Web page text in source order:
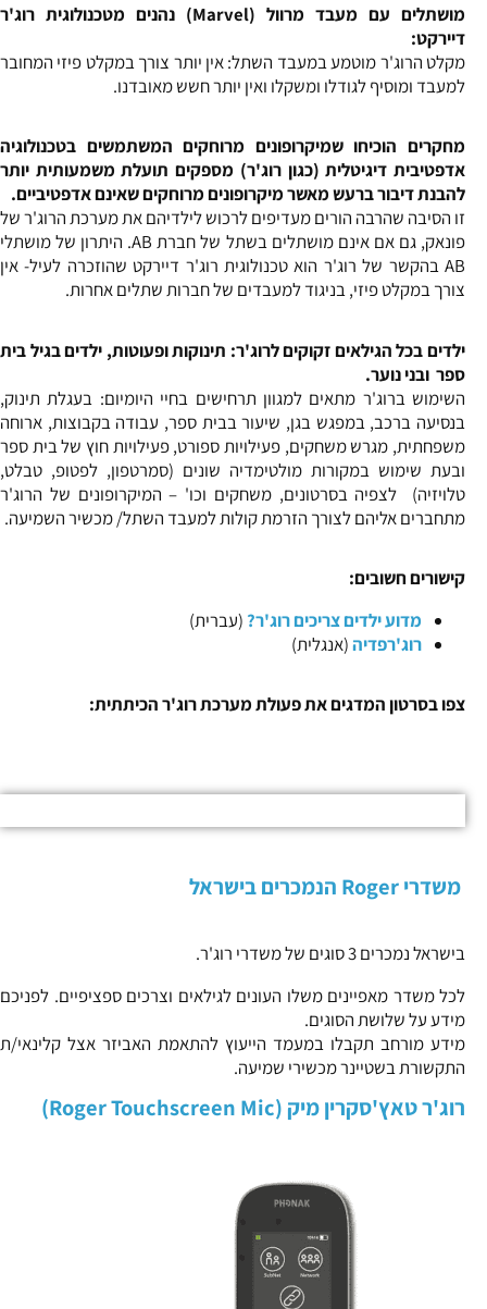
מושתלים עם מעבד מרוול Marvel
)
נהנים מטכנולוגית רוג'ר
דיירקט:
מקלט הרוג'ר מוטמע במעבד השתל: אין יותר צורך במקלט פיזי המחובר
למעבד ומוסיף לגודלו ומשקלו ואין יותר חשש מאובדנו.
מחקרים הוכיחו שמיקרופונים מרוחקים המשתמשים בטכנולוגיה
אדפטיבית דיגיטלית (כגון רוג'ר) מספקים תועלת משמעותית יותר
להבנת דיבור ברעש מאשר מיקרופונים מרוחקים שאינם אדפטיביים.
זו הסיבה שהרבה הורים מעדיפים לרכוש לילדיהם את מערכת הרוג'ר של
פונאק, גם אם אינם מושתלים בשתל של חברת AB. היתרון של מושתלי
AB בהקשר של רוג'ר הוא טכנולוגית רוג'ר דיירקט שהוזכרה לעיל- אין
צורך במקלט פיזי, בניגוד למעבדים של חברות שתלים אחרות.
ילדים בכל הגילאים זקוקים לרוג'ר: תינוקות ופעוטות, ילדים בגיל בית
ספר ובני נוער.
השימוש ברוג'ר מתאים למגוון תרחישים בחיי היומיום: בעגלת תינוק,
בנסיעה ברכב, במפגש בגן, שיעור בבית ספר, עבודה בקבוצות, ארוחה
משפחתית, מגרש משחקים, פעילויות ספורט, פעילויות חוץ של בית ספר
ובעת שימוש במקורות מולטימדיה שונים (סמרטפון, לפטופ, טבלט,
טלויזיה) לצפיה בסרטונים, משחקים וכו' – המיקרופונים של הרוג'ר
מתחברים אליהם לצורך הזרמת קולות למעבד השתל/ מכשיר השמיעה.
קישורים חשובים:
מדוע ילדים צריכים רוג'ר?(עברית)
רוג'רפדיה(אנגלית)
צפו בסרטון המדגים את פעולת מערכת רוג'ר הכיתתית:
משדרי Roger הנמכרים בישראל
בישראל נמכרים 3 סוגים של משדרי רוג'ר.
לכל משדר מאפיינים משלו העונים לגילאים וצרכים ספציפיים. לפניכם
מידע על שלושת הסוגים.
מידע מורחב תקבלו במעמד הייעוץ להתאמת האביזר אצל קלינאי/ת
התקשורת בשטיינר מכשירי שמיעה.
רוג'ר טאץ'סקרין מיק (Roger Touchscreen Mic)